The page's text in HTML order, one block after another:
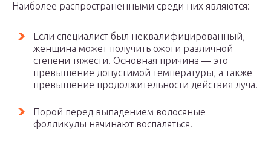
Наиболее распространенными среди них являются:
Если специалист был неквалифицированный,
женщина может получить ожоги различной
степени тяжести. Основная причина — это
превышение допустимой температуры, а также
превышение продолжительности действия луча.
Порой перед выпадением волосяные
фолликулы начинают воспаляться.